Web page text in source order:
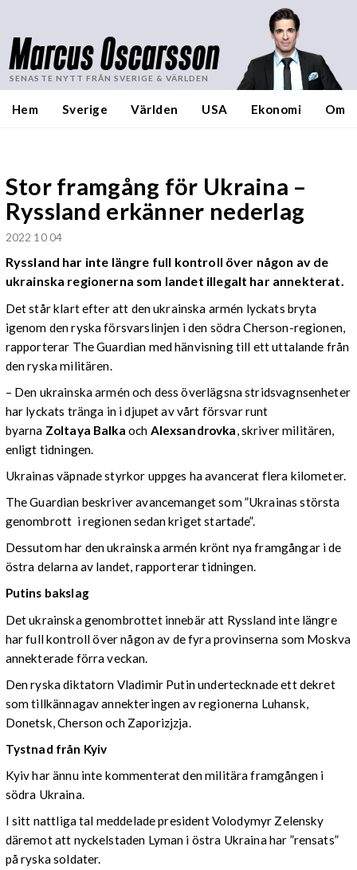
Marcus Oscarsson
SENASTE NYTT FRÅN SVERIGE & VÄRLDEN
Hem Sverige Världen USA Ekonomi Om
Stor framgång för Ukraina –
Ryssland erkänner nederlag
2022 10 04
Ryssland har inte längre full kontroll över någon av de
ukrainska regionerna som landet illegalt har annekterat.
Det står klart efter att den ukrainska armén lyckats bryta
igenom den ryska försvarslinjen i den södra Cherson-regionen,
rapporterar The Guardian med hänvisning till ett uttalande från
den ryska militären.
– Den ukrainska armén och dess överlägsna stridsvagnsenheter
har lyckats tränga in i djupet av vårt försvar runt
byarna Zoltaya Balka och Alexsandrovka, skriver militären,
enligt tidningen.
Ukrainas väpnade styrkor uppges ha avancerat flera kilometer.
The Guardian beskriver avancemanget som ”Ukrainas största
genombrott i regionen sedan kriget startade”.
Dessutom har den ukrainska armén krönt nya framgångar i de
östra delarna av landet, rapporterar tidningen.
Putins bakslag
Det ukrainska genombrottet innebär att Ryssland inte längre
har full kontroll över någon av de fyra provinserna som Moskva
annekterade förra veckan.
Den ryska diktatorn Vladimir Putin undertecknade ett dekret
som tillkännagav annekteringen av regionerna Luhansk,
Donetsk, Cherson och Zaporizjzja.
Tystnad från Kyiv
Kyiv har ännu inte kommenterat den militära framgången i
södra Ukraina.
I sitt nattliga tal meddelade president Volodymyr Zelensky
däremot att nyckelstaden Lyman i östra Ukraina har ”rensats”
på ryska soldater.